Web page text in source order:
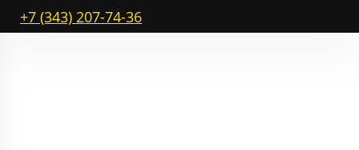
+7 (343) 207-74-36